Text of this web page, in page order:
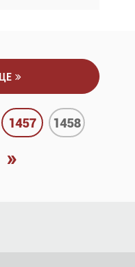
1457 1458
»